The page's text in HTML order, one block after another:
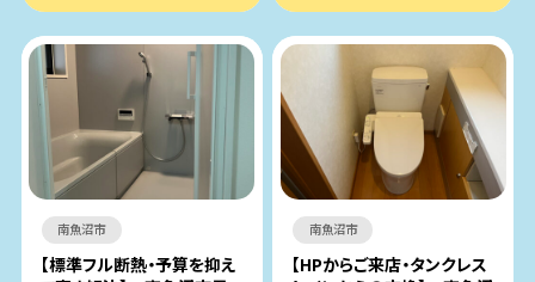
南魚沼市
【標準フル断熱・予算を抑え
南魚沼市
【HPからご来店・タンクレス